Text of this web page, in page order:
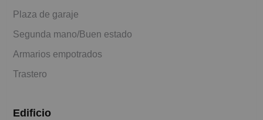
Plaza de garaje
Segunda mano/Buen estado
Armarios empotrados
Trastero
Edificio